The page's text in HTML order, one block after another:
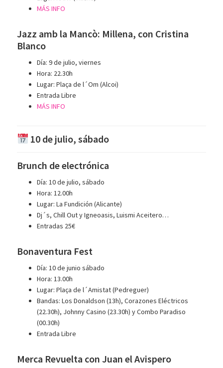
MÁS INFO
Jazz amb la Mancò: Millena, con Cristina
Blanco
Día: 9 de julio, viernes
Hora: 22.30h
Lugar: Plaça de l´Om (Alcoi)
Entrada Libre
MÁS INFO
10 de julio, sábado
Brunch de electrónica
Día: 10 de julio, sábado
Hora: 12.00h
Lugar: La Fundición (Alicante)
Dj´s, Chill Out y Igneoasis, Luismi Aceitero…
Entradas 25€
Bonaventura Fest
Día: 10 de junio sábado
Hora: 13.00h
Lugar: Plaça de l´Amistat (Pedreguer)
Bandas: Los Donaldson (13h), Corazones Eléctricos
(22.30h), Johnny Casino (23.30h) y Combo Paradiso
(00.30h)
Entrada Libre
Merca Revuelta con Juan el Avispero